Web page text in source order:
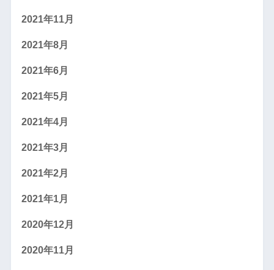
2021年11月
2021年8月
2021年6月
2021年5月
2021年4月
2021年3月
2021年2月
2021年1月
2020年12月
2020年11月